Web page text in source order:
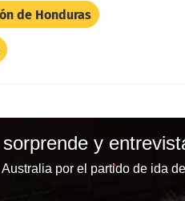
de Honduras